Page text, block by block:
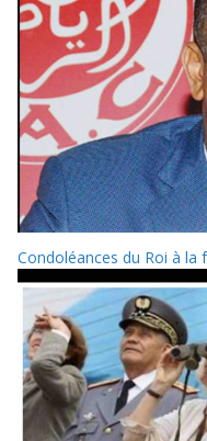
Condoléances du Roi à la